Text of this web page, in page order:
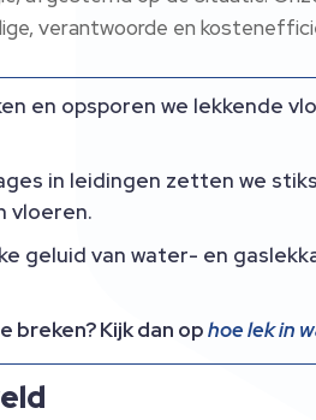
verantwoorde en
en opsporen we lekkende
in leidingen zetten we
vloeren.
geluid van water- en
breken? Kijk dan ophoe lek in